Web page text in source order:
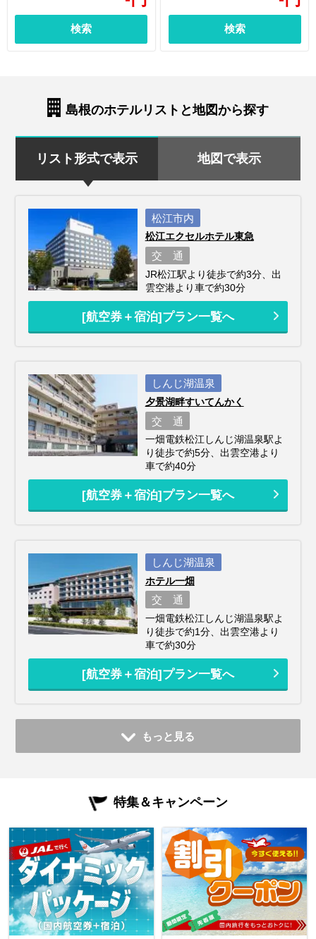
検索 検索
島根のホテルリストと地図から探す
リスト形式で表示 地図で表示
松江市内
松江エクセルホテル東急
交 通
JR松江駅より徒歩で約3分、出
雲空港より車で約30分
[航空券＋宿泊]プラン一覧へ
しんじ湖温泉
夕景湖畔すいてんかく
交 通
一畑電鉄松江しんじ湖温泉駅よ
り徒歩で約5分、出雲空港より
車で約40分
[航空券＋宿泊]プラン一覧へ
しんじ湖温泉
ホテル一畑
交 通
一畑電鉄松江しんじ湖温泉駅よ
り徒歩で約1分、出雲空港より
車で約30分
[航空券＋宿泊]プラン一覧へ
もっと見る
特集＆キャンペーン